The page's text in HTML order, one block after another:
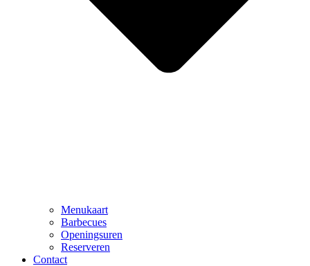
Menukaart
Barbecues
Openingsuren
Reserveren
Contact